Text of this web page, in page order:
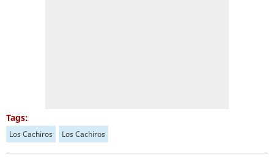
Tags:
Los Cachiros Los Cachiros